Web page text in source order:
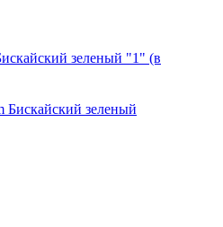
зеленый "1" (в